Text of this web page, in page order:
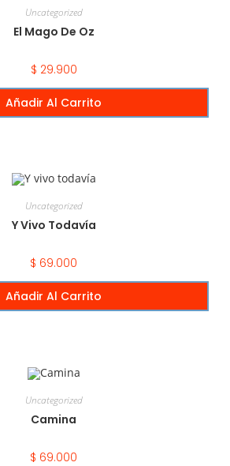
Uncategorized
El Mago De Oz
$ 29.900
Añadir Al Carrito
Uncategorized
Y Vivo Todavía
$ 69.000
Añadir Al Carrito
Uncategorized
Camina
$ 69.000